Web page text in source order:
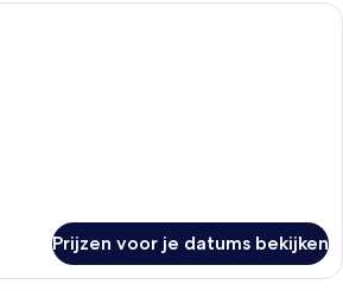
Een moderne hotelkamer met een
Prijzen voor je datums bekijken